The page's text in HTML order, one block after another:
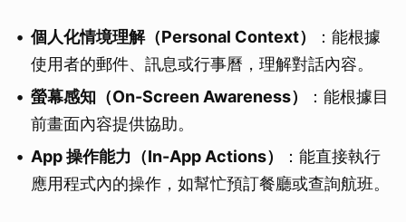
個人化情境理解（Personal Context）
：能根據
使用者的郵件、訊息或行事曆，理解對話內容。
螢幕感知（On-Screen Awareness）
：能根據目
前畫面內容提供協助。
App 操作能力（In-App Actions）
：能直接執行
應用程式內的操作，如幫忙預訂餐廳或查詢航班。